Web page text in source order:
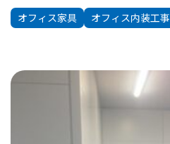
オフィス家具 オフィス内装工事